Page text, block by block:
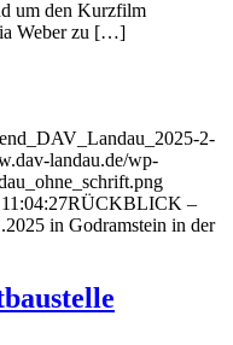
um den Kurzfilm
Weber zu […]
2-
landau.de/wp-
RÜCKBLICK –
in Godramstein in der